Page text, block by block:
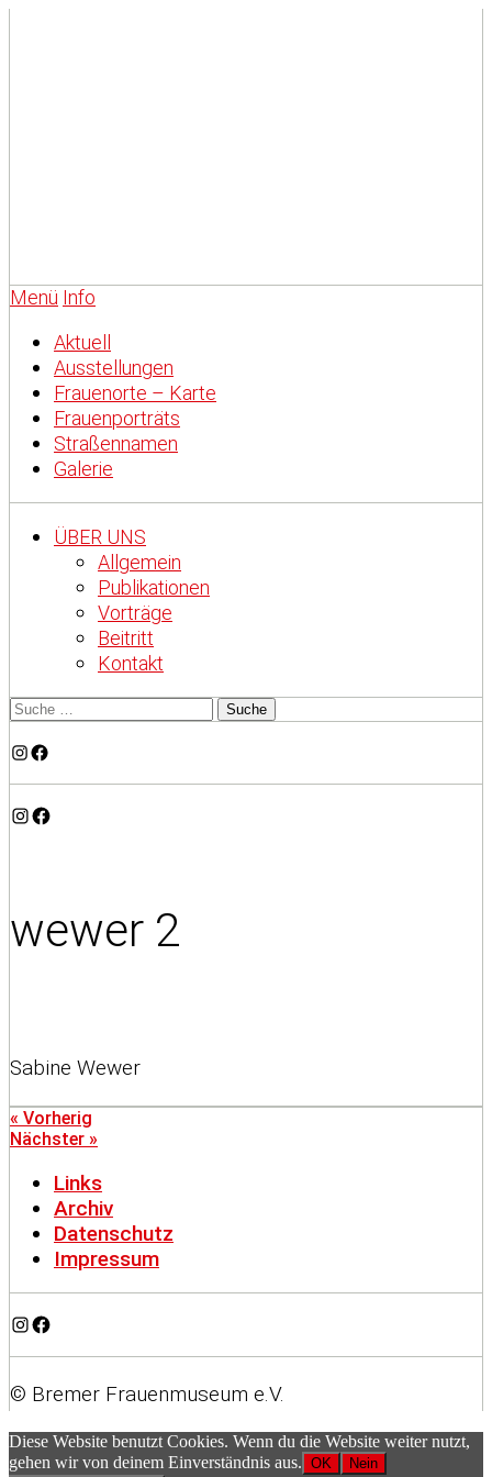
Menü Info
Aktuell
Ausstellungen
Frauenorte – Karte
Frauenporträts
Straßennamen
Galerie
ÜBER UNS
Allgemein
Publikationen
Vorträge
Beitritt
Kontakt
Instagram
Facebook
Instagram
Facebook
wewer 2
Sabine Wewer
« Vorherig
Nächster »
Links
Archiv
Datenschutz
Impressum
Instagram
Facebook
© Bremer Frauenmuseum e.V.
Diese Website benutzt Cookies. Wenn du die Website weiter nutzt,
gehen wir von deinem Einverständnis aus. OK Nein